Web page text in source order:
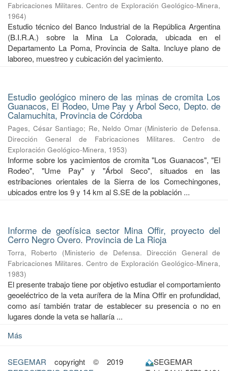
Fabricaciones Militares. Centro de Exploración Geológico-Minera,
1964)
Estudio técnico del Banco Industrial de la República Argentina
(B.I.R.A.) sobre la Mina La Colorada, ubicada en el
Departamento La Poma, Provincia de Salta. Incluye plano de
laboreo, muestreo y cubicación del yacimiento.
Estudio geológico minero de las minas de cromita Los
Guanacos, El Rodeo, Ume Pay y Árbol Seco, Depto. de
Calamuchita, Provincia de Córdoba
Pages, César Santiago; Re, Neldo Omar (Ministerio de Defensa.
Dirección General de Fabricaciones Militares. Centro de
Exploración Geológico-Minera, 1953)
Informe sobre los yacimientos de cromita "Los Guanacos", "El
Rodeo", "Ume Pay" y "Árbol Seco", situados en las
estribaciones orientales de la Sierra de los Comechingones,
ubicados entre los 9 y 14 km al S.SE de la población ...
Informe de geofísica sector Mina Offir, proyecto del
Cerro Negro Overo. Provincia de La Rioja
Torra, Roberto (Ministerio de Defensa. Dirección General de
Fabricaciones Militares. Centro de Exploración Geológico-Minera,
1983)
El presente trabajo tiene por objetivo estudiar el comportamiento
geoeléctrico de la veta aurífera de la Mina Offir en profundidad,
como así también tratar de establecer su presencia o no en
lugares donde la veta se hallaría ...
Más
SEGEMAR copyright © 2019
SEGEMAR